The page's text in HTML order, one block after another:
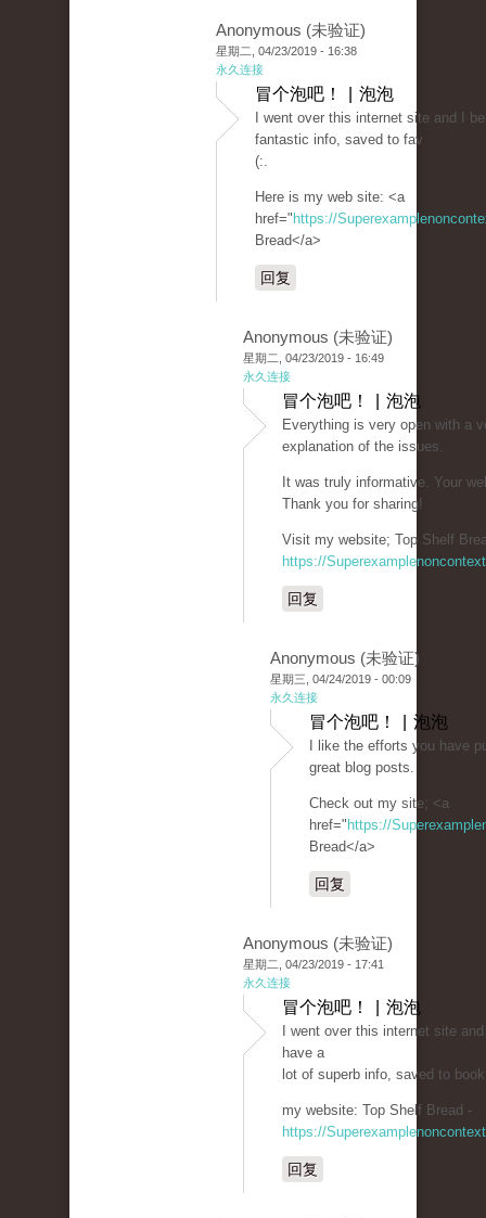
Anonymous (未验证)
星期二, 04/23/2019 - 16:38
永久连接
冒个泡吧！ | 泡泡
I went over this internet site and I
fantastic info, saved to fav
(:.
Here is my web site: <a
href=" https://
Bread</a>
回复
Anonymous (未验证)
星期二, 04/23/2019 - 16:49
永久连接
冒个泡吧！ | 泡泡
Everything is very open with a
explanation of the issues.
It was truly informative. Your
Thank you for sharing!
Visit my website; Top Shelf
https://
回复
Anonymous (未验证)
星期三, 04/24/2019 - 00:09
永久连接
冒个泡吧！ | 泡泡
I like the efforts you have
great blog posts.
Check out my site; <a
href=" https://
Bread</a>
回复
Anonymous (未验证)
星期二, 04/23/2019 - 17:41
永久连接
冒个泡吧！ | 泡泡
I went over this internet site
have a
lot of superb info, saved to
my website: Top Shelf Bread -
https://
回复